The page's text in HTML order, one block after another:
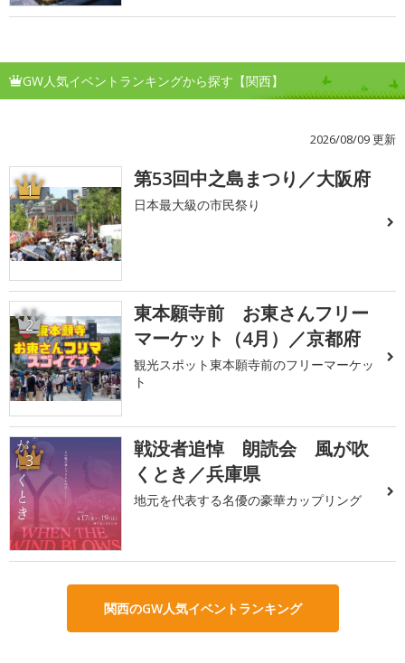
GW人気イベントランキングから探す【関西】
2026/08/09 更新
1 第53回中之島まつり／大阪府
日本最大級の市民祭り
2
東本願寺前 お東さんフリー
マーケット（4月）／京都府
観光スポット東本願寺前のフリーマーケッ
ト
3
戦没者追悼 朗読会 風が吹
くとき／兵庫県
地元を代表する名優の豪華カップリング
関西のGW人気イベントランキング